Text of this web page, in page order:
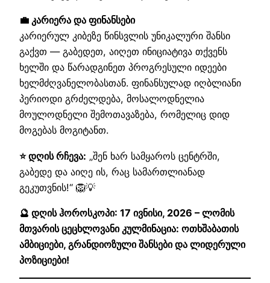
💼 კარიერა და ფინანსები
კარიერულ კიბეზე წინსვლის უნიკალური შანსი
გაქვთ — გაბედეთ, აიღეთ ინიციატივა თქვენს
ხელში და წარადგინეთ პროგრესული იდეები
ხელმძღვანელობასთან. ფინანსულად იღბლიანი
პერიოდი გრძელდება, მოსალოდნელია
მოულოდნელი შემოთავაზება, რომელიც დიდ
მოგებას მოგიტანთ.
⭐ დღის რჩევა: „შენ ხარ სამყაროს ცენტრში,
გაბედე და აიღე ის, რაც სამართლიანად
გეკუთვნის!“ 🦁💡
🔮 დღის ჰოროსკოპი: 17 ივნისი, 2026 – ლომის
მთვარის ცეცხლოვანი კულმინაცია: ოთხშაბათის
ამბიციები, გრანდიოზული შანსები და ლიდერული
პოზიციები!